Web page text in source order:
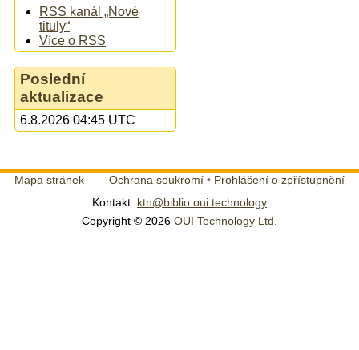
RSS kanál „Nové
tituly“
Více o RSS
Poslední
aktualizace
6.8.2026 04:45 UTC
Mapa stránek Ochrana soukromí • Prohlášení o zpřístupnění
Kontakt: ktn@biblio.oui.technology
Copyright © 2026 OUI Technology Ltd.